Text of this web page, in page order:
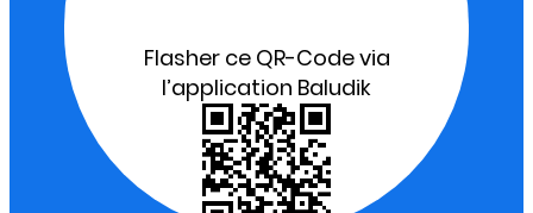
Flasher ce QR-Code via
l’application Baludik